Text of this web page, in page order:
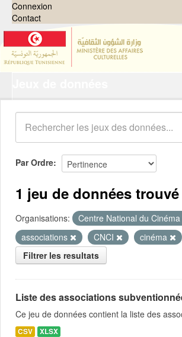
Connexion
Contact
Organisations
Groupes
Demandes 0
À propos
Par Ordre
1 jeu de données trouvé
Organisations:
Centre National du
associations
CNCI
cinéma
Filtrer les resultats
Liste des associations
Ce jeu de données contient la liste des
CSV XLSX